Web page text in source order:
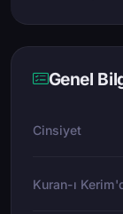
Genel
Cinsiyet
Kuran-ı